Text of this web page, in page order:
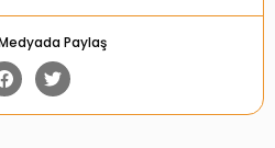
Paylaş